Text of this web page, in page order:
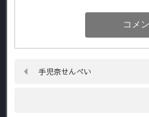
手児奈せんべい